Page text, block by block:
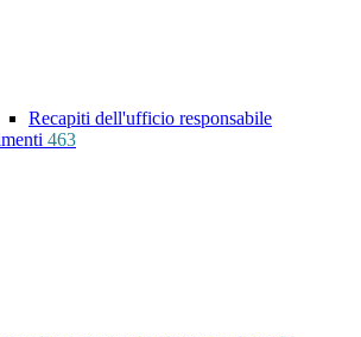
Recapiti dell'ufficio responsabile
463